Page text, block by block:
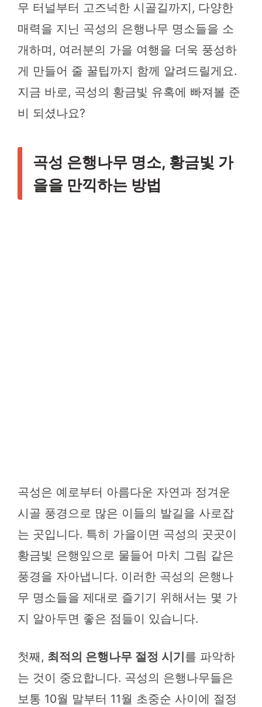
무 터널부터 고즈넉한 시골길까지, 다양한
매력을 지닌 곡성의 은행나무 명소들을 소
개하며, 여러분의 가을 여행을 더욱 풍성하
게 만들어 줄 꿀팁까지 함께 알려드릴게요.
지금 바로, 곡성의 황금빛 유혹에 빠져볼 준
비 되셨나요?
곡성 은행나무 명소, 황금빛 가
을을 만끽하는 방법
곡성은 예로부터 아름다운 자연과 정겨운
시골 풍경으로 많은 이들의 발길을 사로잡
는 곳입니다. 특히 가을이면 곡성의 곳곳이
황금빛 은행잎으로 물들어 마치 그림 같은
풍경을 자아냅니다. 이러한 곡성의 은행나
무 명소들을 제대로 즐기기 위해서는 몇 가
지 알아두면 좋은 점들이 있습니다.
첫째, 최적의 은행나무 절정 시기 를 파악하
는 것이 중요합니다. 곡성의 은행나무들은
보통 10월 말부터 11월 초중순 사이에 절정